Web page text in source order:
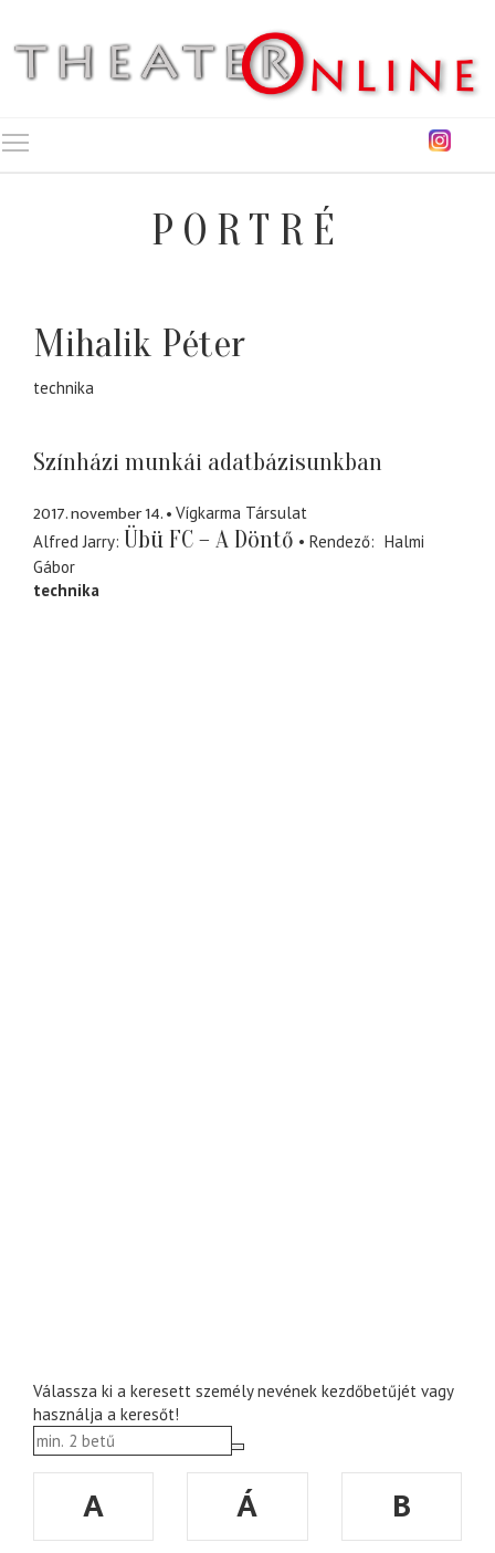
PORTRÉ
Mihalik Péter
technika
Színházi munkái adatbázisunkban
2017. november 14.
Vígkarma Társulat
Alfred Jarry Übü FC – A Döntő Rendező
Halmi
Gábor
technika
Válassza ki a keresett személy nevének kezdőbetűjét vagy
használja a keresőt!
A Á
B